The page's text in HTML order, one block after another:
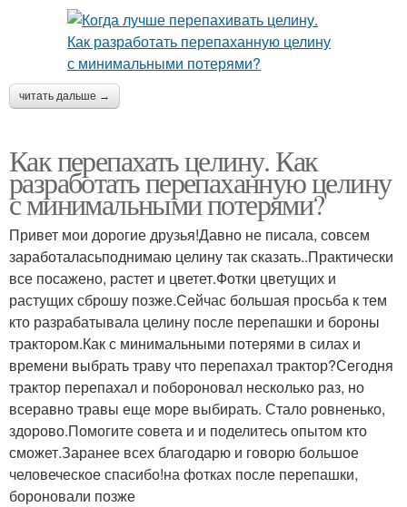
читать дальше →
Как перепахать целину. Как
разработать перепаханную целину
с минимальными потерями?
Привет мои дорогие друзья!Давно не писала, совсем
заработаласьподнимаю целину так сказать..Практически
все посажено, растет и цветет.Фотки цветущих и
растущих сброшу позже.Сейчас большая просьба к тем
кто разрабатывала целину после перепашки и бороны
трактором.Как с минимальными потерями в силах и
времени выбрать траву что перепахал трактор?Сегодня
трактор перепахал и побороновал несколько раз, но
всеравно травы еще море выбирать. Стало ровненько,
здорово.Помогите совета и и поделитесь опытом кто
сможет.Заранее всех благодарю и говорю большое
человеческое спасибо!на фотках после перепашки,
бороновали позже